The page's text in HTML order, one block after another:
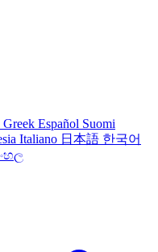
Greek Español Suomi
Italiano 日本語 한국어